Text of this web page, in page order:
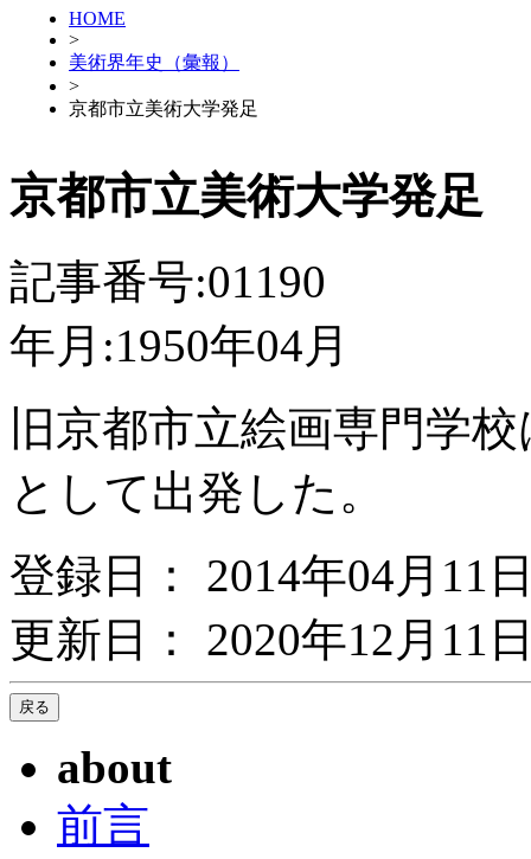
HOME
>
美術界年史（彙報）
>
京都市立美術大学発足
京都市立美術大学発足
記事番号:01190
年月:1950年04月
旧京都市立絵画専門学
として出発した。
登録日： 2014年04月11
更新日： 2020年12月11
about
前言